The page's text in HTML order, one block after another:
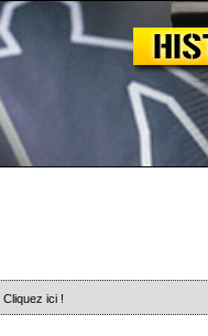
Cliquez ici !